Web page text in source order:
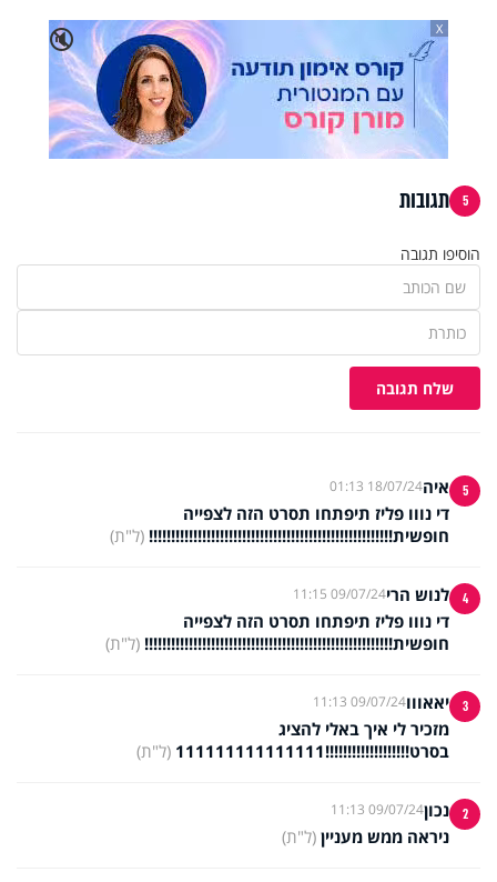
🔇
X
5 תגובות
הוסיפו תגובה
שלח תגובה
5 איה18/07/24 01:13
די נווו פליז תיפתחו תסרט הזה לצפייה
חופשית!!!!!!!!!!!!!!!!!!!!!!!!!!!!!!!!!!!!!!!!!!!!!!!!!!!!!!! (ל"ת)
4 לנוש הרי09/07/24 11:15
די נווו פליז תיפתחו תסרט הזה לצפייה
חופשית!!!!!!!!!!!!!!!!!!!!!!!!!!!!!!!!!!!!!!!!!!!!!!!!!!!!!!!! (ל"ת)
3 יאאווו09/07/24 11:13
מזכיר לי איך באלי להציג
בסרט!!!!!!!!!!!!!!!!!!!111111111111111
(ל"ת)
2 נכון09/07/24 11:13
ניראה ממש מעניין (ל"ת)